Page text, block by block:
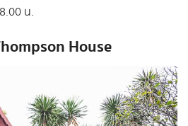
น.
House